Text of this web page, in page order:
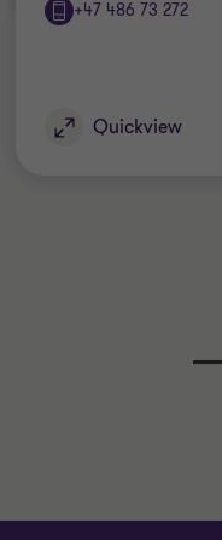
+47 486 73 272
Quickview